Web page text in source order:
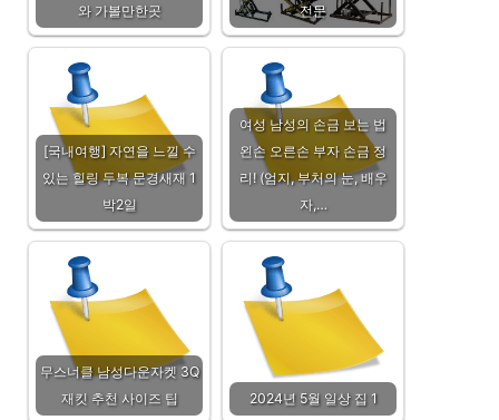
와 가볼만한곳
전문
[국내여행] 자연을 느낄 수
있는 힐링 두복 문경새재 1
박2일
여성 남성의 손금 보는 법
왼손 오른손 부자 손금 정
리! (엄지, 부처의 눈, 배우
자,…
무스너클 남성다운자켓 3Q
재킷 추천 사이즈 팁
2024년 5월 일상 집 1